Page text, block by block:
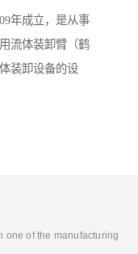
年成立，是从事
流体装卸臂（鹤
装卸设备的设
one of the manufacturing